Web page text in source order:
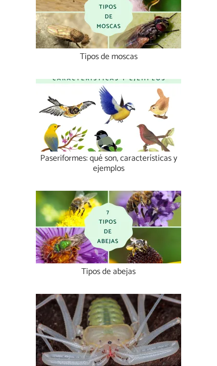
Tipos de moscas
Paseriformes: qué son, características y
ejemplos
Tipos de abejas